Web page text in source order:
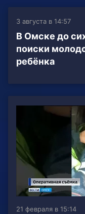
3 августа в 14:57
В Омске до
поиски
ребёнка
21 февраля в 15:14